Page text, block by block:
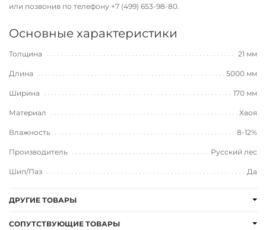
или позвонив по телефону +7 (499) 653-98-80
Основные характеристики
Толщина 21 мм
Длина 5000 мм
Ширина 170 мм
Материал Хвоя
Влажность 8-12%
Производитель Русский лес
Шип/Паз Да
ДРУГИЕ ТОВАРЫ
СОПУТСТВУЮЩИЕ ТОВАРЫ